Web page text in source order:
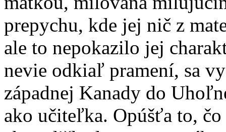
prepychu, kde jej nič z
ale to nepokazilo jej
nevie odkiaľ pramení, sa
západnej Kanady do
ako učiteľka. Opúšťa to,